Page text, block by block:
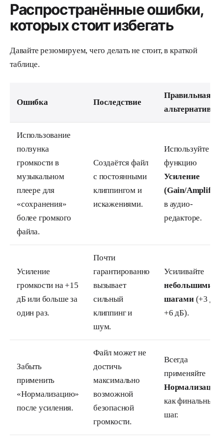
Распространённые ошибки,
которых стоит избегать
Давайте резюмируем, чего делать не стоит, в краткой
таблице.
Ошибка Последствие
Правильная
альтернатива
Использование
ползунка
громкости в
музыкальном
плеере для
«сохранения»
более громкого
файла.
Создаётся файл
с постоянными
клиппингом и
искажениями.
Используйте
функцию
Усиление
(Gain/Amplify)
в аудио-
редакторе.
Усиление
громкости на +15
дБ или больше за
один раз.
Почти
гарантированно
вызывает
сильный
клиппинг и
шум.
Усиливайте
небольшими
шагами(+3 до
+6 дБ).
Забыть
применить
«Нормализацию»
после усиления.
Файл может не
достичь
максимально
возможной
безопасной
громкости.
Всегда
применяйте
как финальный
шаг.